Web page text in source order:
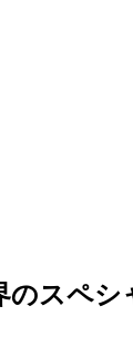
スペシ